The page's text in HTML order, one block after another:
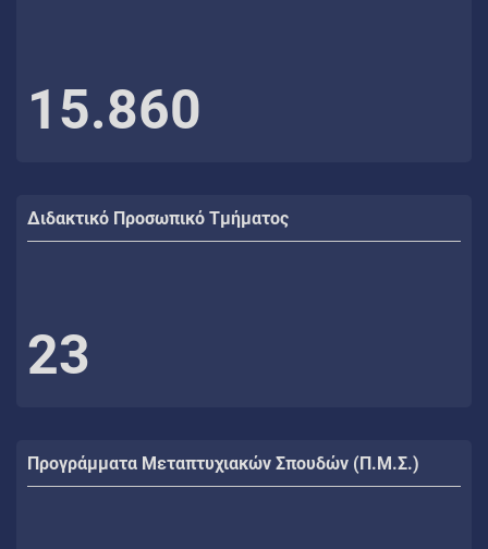
15.860
Διδακτικό Προσωπικό Τμήματος
23
Προγράμματα Μεταπτυχιακών Σπουδών (Π.Μ.Σ.)